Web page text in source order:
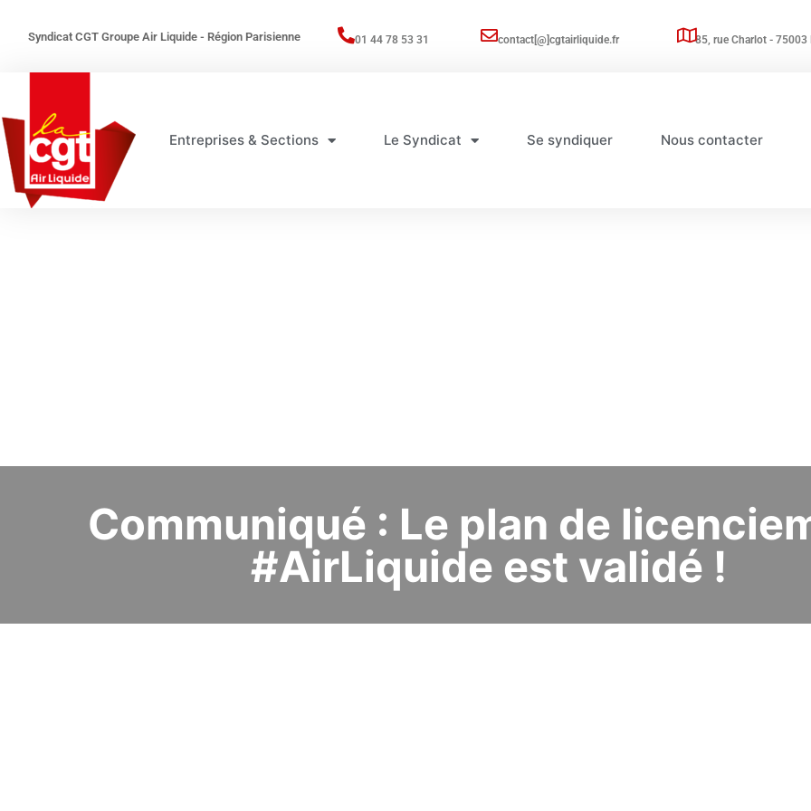
Syndicat CGT Groupe Air Liquide - Région Parisienne 01 44 78 53 31 contact[@]cgtairliquide.fr 85, rue Charlot - 75003
Entreprises & Sections Le Syndicat Se syndiquer Nous contacter
Communiqué : Le plan de
#AirLiquide est validé !